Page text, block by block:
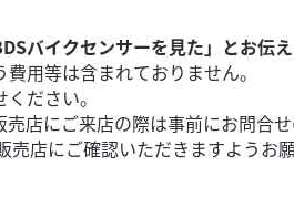
バイクセンサーを見た」とお伝え
用等は含まれておりません。
ださい。
店にご来店の際は事前にお問合
店にご確認いただきますようお願